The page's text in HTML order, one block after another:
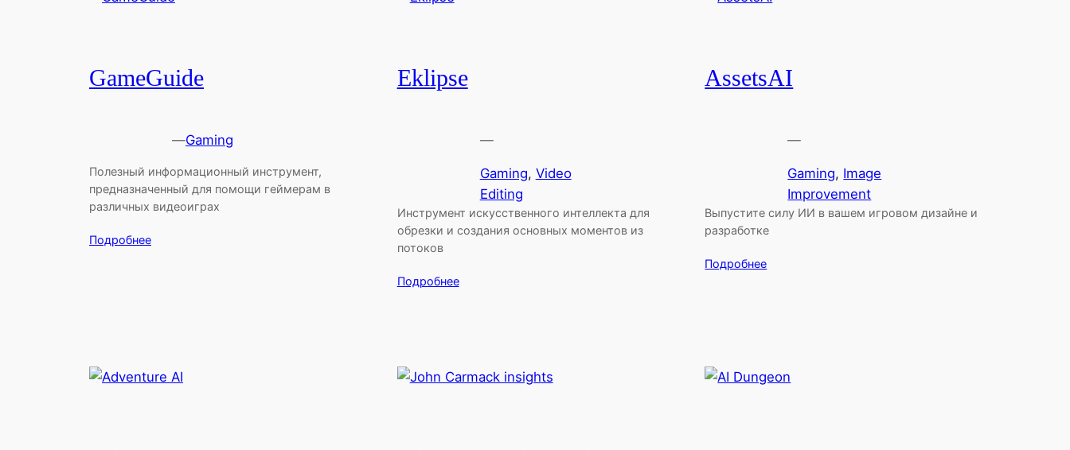
GameGuide
—Gaming
Полезный информационный инструмент,
предназначенный для помощи геймерам в
различных видеоиграх
Подробнее
Eklipse
—
Gaming, Video
Editing
Инструмент искусственного интеллекта для
обрезки и создания основных моментов из
потоков
Подробнее
AssetsAI
—
Gaming, Image
Improvement
Выпустите силу ИИ в вашем игровом дизайне и
разработке
Подробнее